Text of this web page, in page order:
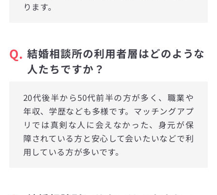
ります。
Q. 結婚相談所の利用者層はどのような
人たちですか？
20代後半から50代前半の方が多く、職業や
年収、学歴なども多様です。マッチングアプ
リでは真剣な人に会えなかった、身元が保
障されている方と安心して会いたいなどで利
用している方が多いです。